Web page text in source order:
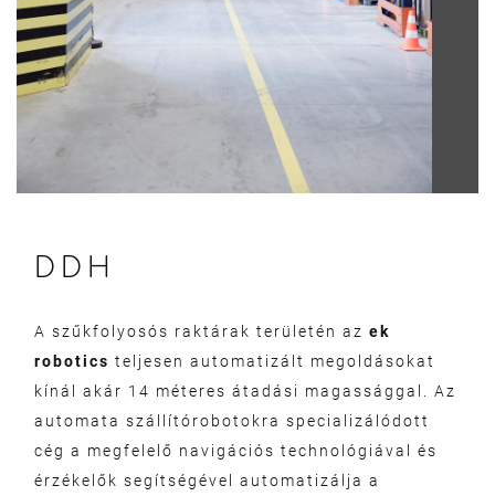
DDH
A szűkfolyosós raktárak területén az ek
robotics teljesen automatizált megoldásokat
kínál akár 14 méteres átadási magassággal. Az
automata szállítórobotokra specializálódott
cég a megfelelő navigációs technológiával és
érzékelők segítségével automatizálja a